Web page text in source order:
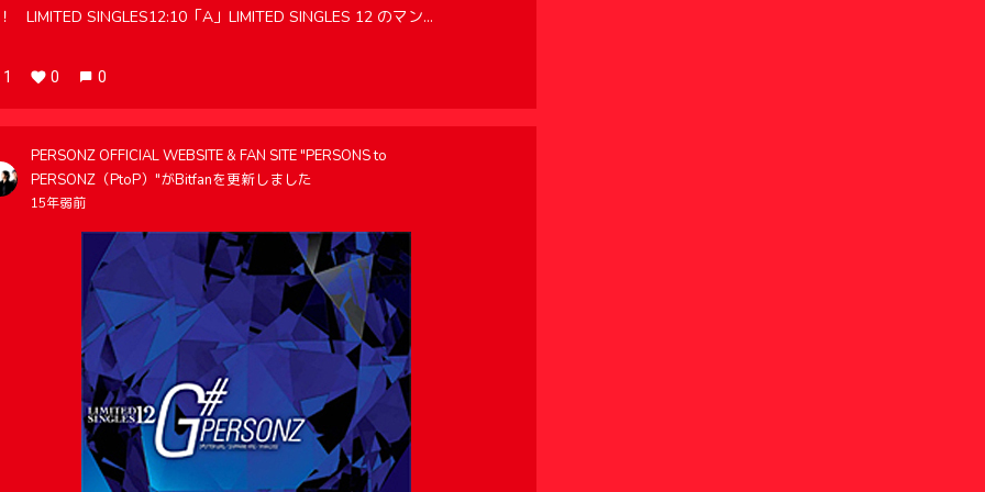
LIMITED SINGLES12:10「A」LIMITED SINGLES 12 のマン...
1 0 0
PERSONZ OFFICIAL WEBSITE & FAN SITE "PERSONS to
PERSONZ（PtoP）"がBitfanを更新しました
15年弱前